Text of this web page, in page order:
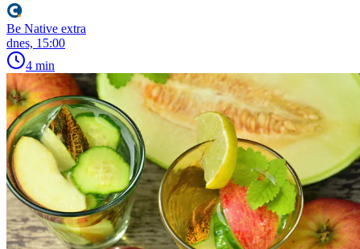
Be Native extra
dnes, 15:00
4 min